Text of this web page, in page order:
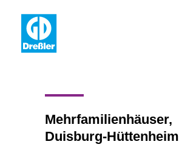
Mehrfamilienhäuser,
Duisburg-Hüttenheim